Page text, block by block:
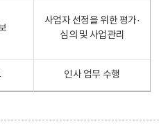
사업자 선정을 위한 평가·
심의 및 사업관리
인사 업무 수행